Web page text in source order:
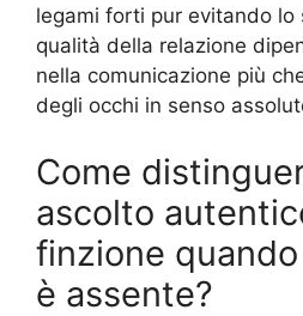
legami forti pur evitando lo
qualità della relazione
nella comunicazione più
degli occhi in senso
Come
ascolto
finzione
è assente?